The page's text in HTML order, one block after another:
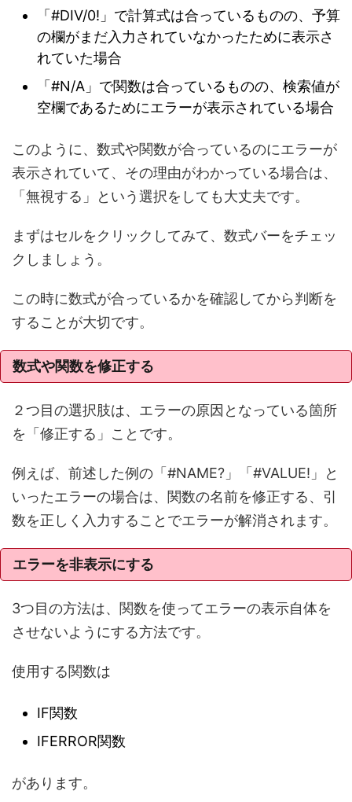
「#DIV/0!」で計算式は合っているものの、予算
の欄がまだ入力されていなかったために表示さ
れていた場合
「#N/A」で関数は合っているものの、検索値が
空欄であるためにエラーが表示されている場合
このように、数式や関数が合っているのにエラーが
表示されていて、その理由がわかっている場合は、
「無視する」という選択をしても大丈夫です。
まずはセルをクリックしてみて、数式バーをチェッ
クしましょう。
この時に数式が合っているかを確認してから判断を
することが大切です。
数式や関数を修正する
２つ目の選択肢は、エラーの原因となっている箇所
を「修正する」ことです。
例えば、前述した例の「#NAME?」「#VALUE!」と
いったエラーの場合は、関数の名前を修正する、引
数を正しく入力することでエラーが解消されます。
エラーを非表示にする
3つ目の方法は、関数を使ってエラーの表示自体を
させないようにする方法です。
使用する関数は
IF関数
IFERROR関数
があります。